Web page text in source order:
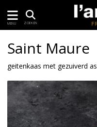
MENU ZOEKEN
Saint Maure
geitenkaas met gezuiverd as